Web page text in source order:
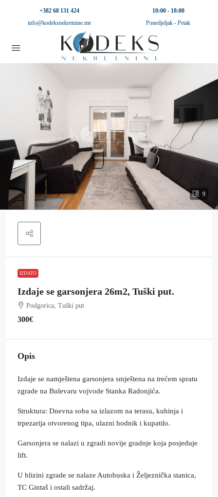
+382 68 131 424
info@kodeksnekretnine.me
10:00 - 18:00
Ponedjeljak - Petak
9
IZDATO
Izdaje se garsonjera 26m2, Tuški put.
Podgorica, Tuški put
300€
Opis
Izdaje se namještena garsonjera smještena na trećem spratu
zgrade na Bulevaru vojvode Stanka Radonjića.
Struktura: Dnevna soba sa izlazom na terasu, kuhinja i
trpezarija otvorenog tipa, ulazni hodnik i kupatilo.
Garsonjera se nalazi u zgradi novije gradnje koja posjeduje
lift.
U blizini zgrade se nalaze Autobuska i Željeznička stanica,
TC Gintaš i ostali sadržaj.